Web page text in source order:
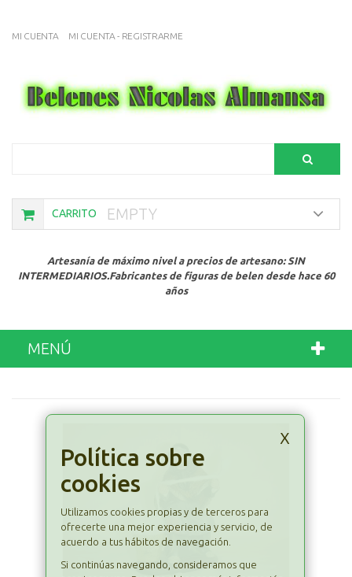
MI CUENTA MI CUENTA - REGISTRARME
CARRITO EMPTY
Artesanía de máximo nivel a precios de artesano: SIN
INTERMEDIARIOS.Fabricantes de figuras de belen desde hace 60
años
MENÚ
x
Política sobre
cookies
Utilizamos cookies propias y de terceros para
ofrecerte una mejor experiencia y servicio, de
acuerdo a tus hábitos de navegación.
Si continúas navegando, consideramos que